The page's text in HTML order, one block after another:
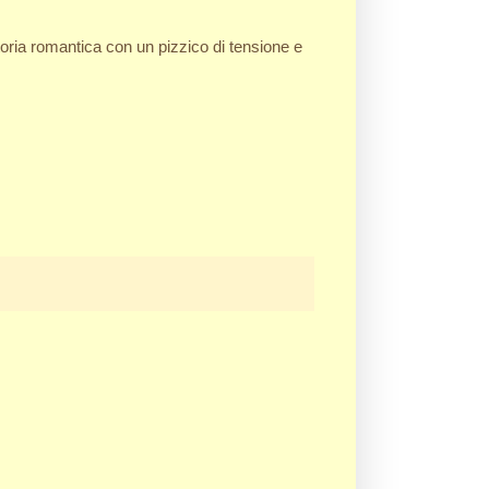
romantica con un pizzico di tensione e